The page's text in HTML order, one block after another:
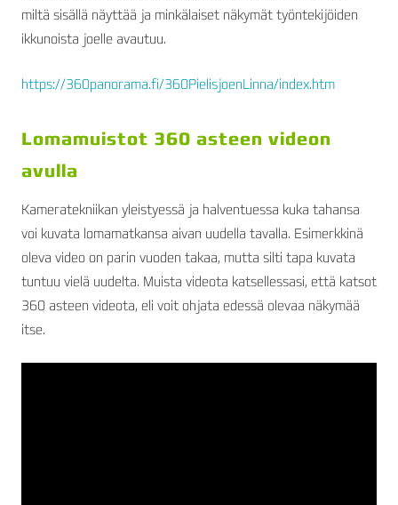
miltä sisällä näyttää ja minkälaiset näkymät työntekijöiden
ikkunoista joelle avautuu.
https://360panorama.fi/360PielisjoenLinna/index.htm
Lomamuistot 360 asteen videon
avulla
Kameratekniikan yleistyessä ja halventuessa kuka tahansa
voi kuvata lomamatkansa aivan uudella tavalla. Esimerkkinä
oleva video on parin vuoden takaa, mutta silti tapa kuvata
tuntuu vielä uudelta. Muista videota katsellessasi, että katsot
360 asteen videota, eli voit ohjata edessä olevaa näkymää
itse.